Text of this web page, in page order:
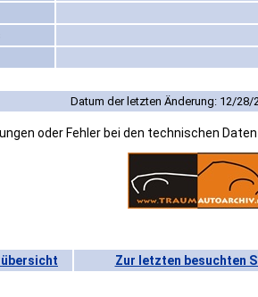
Datum der letzten Änderung: 12/28/
oder Fehler bei den technischen
Zur letzten besuchten